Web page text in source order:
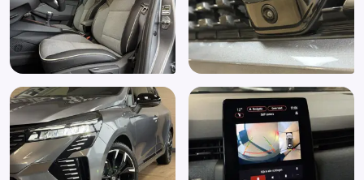
Elektronische remkrachtverdeling
Elektronisch Stabiliteits Programma
Extra getint glas achter
Hemelbekleding donker
Hill hold functie
Hoofdsteunen anti-whiplash
Keyless entry/start
Keyless start